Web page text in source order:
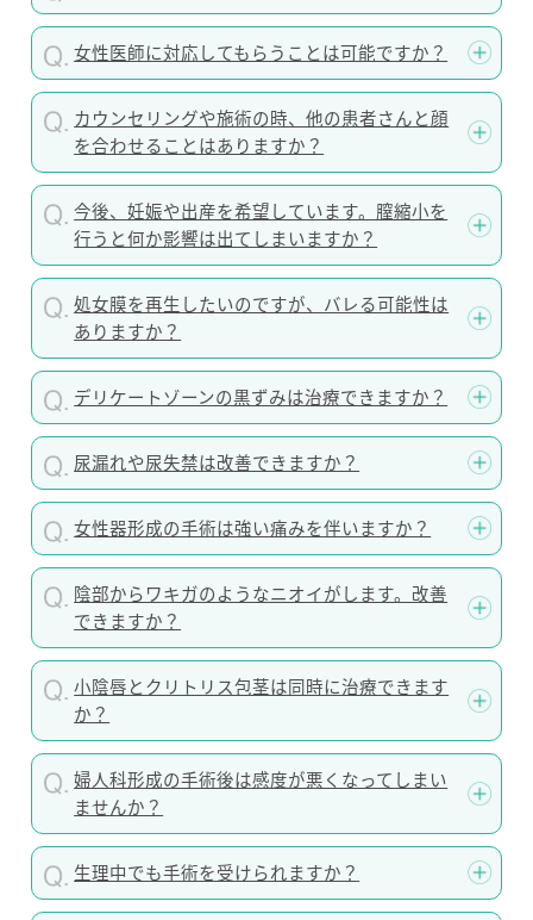
女性医師に対応してもらうことは可能ですか？
カウンセリングや施術の時、他の患者さんと顔
を合わせることはありますか？
今後、妊娠や出産を希望しています。膣縮小を
行うと何か影響は出てしまいますか？
処女膜を再生したいのですが、バレる可能性は
ありますか？
デリケートゾーンの黒ずみは治療できますか？
尿漏れや尿失禁は改善できますか？
女性器形成の手術は強い痛みを伴いますか？
陰部からワキガのようなニオイがします。改善
できますか？
小陰唇とクリトリス包茎は同時に治療できます
か？
婦人科形成の手術後は感度が悪くなってしまい
ませんか？
生理中でも手術を受けられますか？